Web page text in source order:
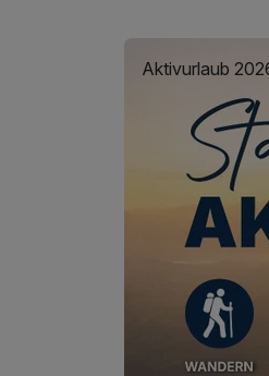
Aktivurlaub